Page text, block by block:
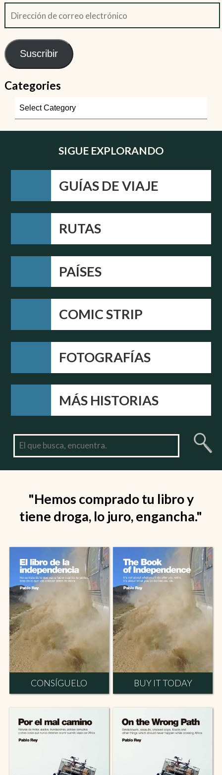
Suscribir
Categories
SIGUE EXPLORANDO
GUÍAS DE VIAJE
RUTAS
PAÍSES
COMIC STRIP
FOTOGRAFÍAS
MÁS HISTORIAS
"Hemos comprado tu libro y
tiene droga, lo juro, engancha."
CONSÍGUELO BUY IT TODAY